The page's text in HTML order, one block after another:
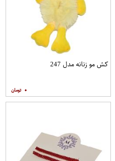
کش مو زنانه مدل 247
۰